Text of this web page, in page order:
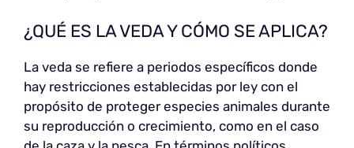
¿QUÉ ES LA VEDA Y CÓMO SE APLICA?
La veda se refiere a periodos específicos donde
hay restricciones establecidas por ley con el
propósito de proteger especies animales durante
su reproducción o crecimiento, como en el caso